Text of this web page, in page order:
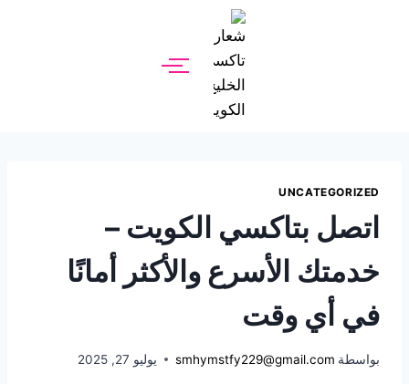
UNCATEGORIZED
اتصل بتاكسي الكويت –
خدمتك الأسرع والأكثر أمانًا
في أي وقت
بواسطة smhymstfy229@gmail.com يوليو 27, 2025